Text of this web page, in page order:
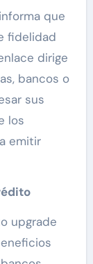
que
fidelidad
dirige
bancos o
sus
los
emitir
upgrade